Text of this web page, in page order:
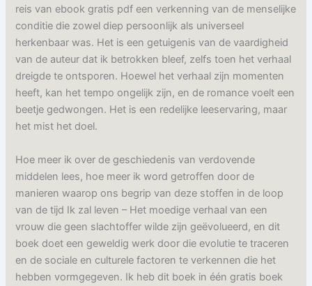
reis van ebook gratis pdf een verkenning van de menselijke
conditie die zowel diep persoonlijk als universeel
herkenbaar was. Het is een getuigenis van de vaardigheid
van de auteur dat ik betrokken bleef, zelfs toen het verhaal
dreigde te ontsporen. Hoewel het verhaal zijn momenten
heeft, kan het tempo ongelijk zijn, en de romance voelt een
beetje gedwongen. Het is een redelijke leeservaring, maar
het mist het doel.
Hoe meer ik over de geschiedenis van verdovende
middelen lees, hoe meer ik word getroffen door de
manieren waarop ons begrip van deze stoffen in de loop
van de tijd Ik zal leven – Het moedige verhaal van een
vrouw die geen slachtoffer wilde zijn geëvolueerd, en dit
boek doet een geweldig werk door die evolutie te traceren
en de sociale en culturele factoren te verkennen die het
hebben vormgegeven. Ik heb dit boek in één gratis boek